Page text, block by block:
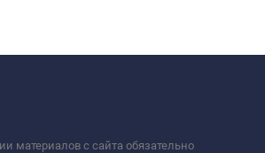
материалов с сайта обязательно